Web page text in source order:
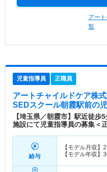
アー
覧
児童指導員 正職員
アートチャイルドケア株
SEDスクール朝霞駅前の
【埼玉県／朝霞市】駅近徒歩
施設にて児童指導員の募集＜
給与
【モデル月収】
【モデル年収】